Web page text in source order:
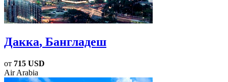
Дакка, Бангладеш
от 715 USD
Air Arabia